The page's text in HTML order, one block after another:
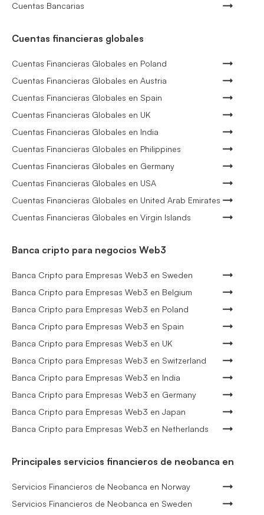
Cuentas Bancarias
Cuentas financieras globales
Cuentas Financieras Globales en Poland
Cuentas Financieras Globales en Austria
Cuentas Financieras Globales en Spain
Cuentas Financieras Globales en UK
Cuentas Financieras Globales en India
Cuentas Financieras Globales en Philippines
Cuentas Financieras Globales en Germany
Cuentas Financieras Globales en USA
Cuentas Financieras Globales en United Arab Emirates
Cuentas Financieras Globales en Virgin Islands
Banca cripto para negocios Web3
Banca Cripto para Empresas Web3 en Sweden
Banca Cripto para Empresas Web3 en Belgium
Banca Cripto para Empresas Web3 en Poland
Banca Cripto para Empresas Web3 en Spain
Banca Cripto para Empresas Web3 en UK
Banca Cripto para Empresas Web3 en Switzerland
Banca Cripto para Empresas Web3 en India
Banca Cripto para Empresas Web3 en Germany
Banca Cripto para Empresas Web3 en Japan
Banca Cripto para Empresas Web3 en Netherlands
Principales servicios financieros de neobanca en
Servicios Financieros de Neobanca en Norway
Servicios Financieros de Neobanca en Sweden